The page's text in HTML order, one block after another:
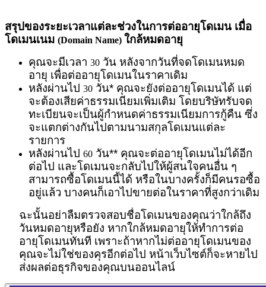
สรุปของระยะเวลาแต่ละช่วงในการต่ออายุโดเมน เมื่อ
โดเมนเนม (Domain Name) ใกล้หมดอายุ
คุณจะมีเวลา 30 วัน หลังจากวันที่จดโดเมนหมด
อายุ เพื่อต่ออายุโดเมนในราคาเดิม
หลังผ่านไป 30 วัน* คุณจะยังต่ออายุโดเมนได้ แต่
จะต้องเสียค่าธรรมเนียมเพิ่มเติม โดยบริษัทรับจด
ทะเบียนจะเป็นผู้กำหนดค่าธรรมเนียมการกู้คืน ซึ่ง
จะแตกต่างกันไปตามนามสกุลโดเมนแต่ละ
รายการ
หลังผ่านไป 60 วัน** คุณจะต่ออายุโดเมนไม่ได้อีก
ต่อไป และโดเมนจะกลับไปให้ผู้สนใจคนอื่น ๆ
สามารถซื้อโดเมนนี้ได้ หรือในบางครั้งก็มีคนรอซื้อ
อยู่แล้ว บางคนก็เอาไปขายต่อในราคาที่สูงกว่าเดิม
ฉะนั้นอย่าลืมตรวจสอบชื่อโดเมนของคุณว่าใกล้ถึง
วันหมดอายุหรือยัง หากใกล้หมดอายุให้ทำการต่อ
อายุโดเมนทันที เพราะถ้าหากไม่ต่ออายุโดเมนของ
คุณจะไม่ใช่ของคุรอีกต่อไป หน้าเว็บไซต์ก็จะหายไป
ส่งผลต่อธุรกิจของคุณบนออนไลน์